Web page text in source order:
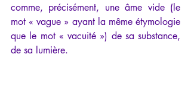
comme, précisément, une âme vide (le
mot « vague » ayant la même étymologie
que le mot « vacuité ») de sa substance,
de sa lumière.